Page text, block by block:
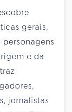
gerais,
e da
jornalistas